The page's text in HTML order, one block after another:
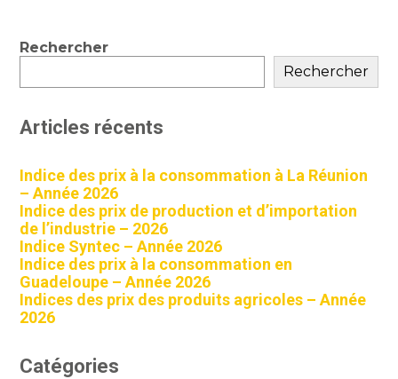
Blog
Rechercher
Rechercher
Articles récents
Indice des prix à la consommation à La Réunion
– Année 2026
Indice des prix de production et d’importation
de l’industrie – 2026
Indice Syntec – Année 2026
Indice des prix à la consommation en
Guadeloupe – Année 2026
Indices des prix des produits agricoles – Année
2026
Catégories